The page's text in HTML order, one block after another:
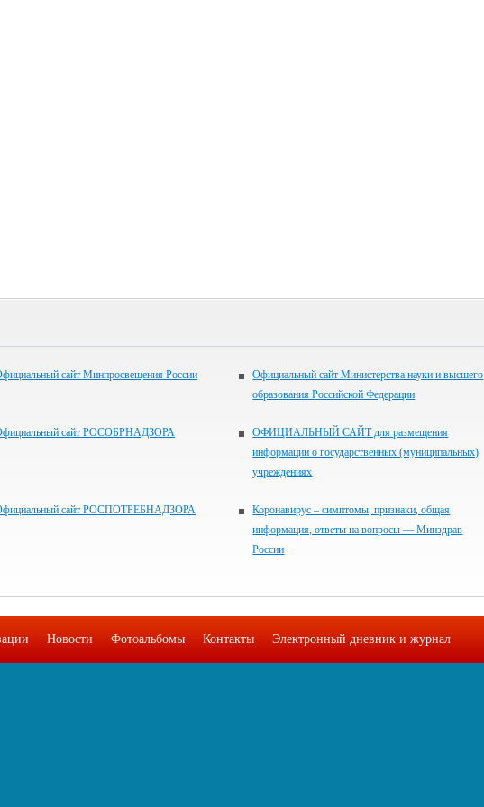
сайт Минпросвещения России
Официальный сайт Министерства науки и высшего
образования Российской Федерации
сайт РОСОБРНАДЗОРА
ОФИЦИАЛЬНЫЙ САЙТ для размещения
информации о государственных (муниципальных)
учреждениях
сайт РОСПОТРЕБНАДЗОРА
Коронавирус – симптомы, признаки, общая
информация, ответы на вопросы — Минздрав
России
Новости Фотоальбомы Контакты Электронный дневник и журнал